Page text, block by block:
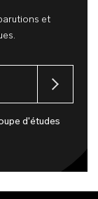
et
d'études